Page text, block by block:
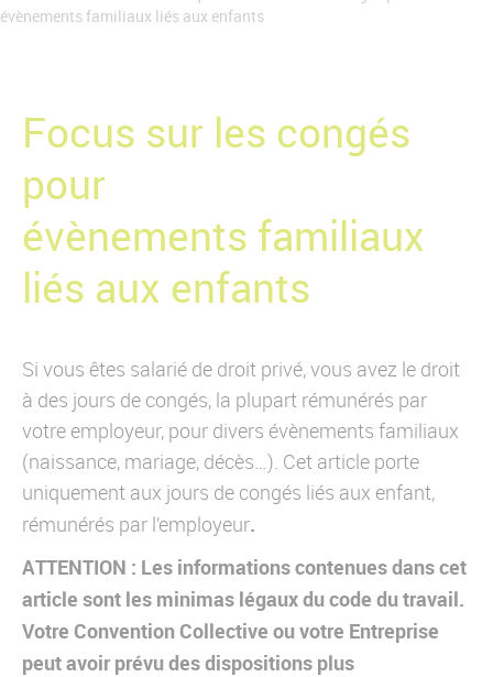
évènements familiaux liés aux enfants
Focus sur les congés
pour
évènements familiaux
liés aux enfants
Si vous êtes salarié de droit privé, vous avez le droit
à des jours de congés, la plupart rémunérés par
votre employeur, pour divers évènements familiaux
(naissance, mariage, décès…). Cet article porte
uniquement aux jours de congés liés aux enfant,
rémunérés par l’employeur.
ATTENTION : Les informations contenues dans cet
article sont les minimas légaux du code du travail.
Votre Convention Collective ou votre Entreprise
peut avoir prévu des dispositions plus